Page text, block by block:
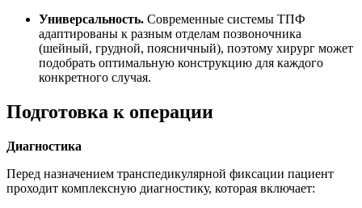
Универсальность. Современные системы ТПФ
адаптированы к разным отделам позвоночника
(шейный, грудной, поясничный), поэтому хирург может
подобрать оптимальную конструкцию для каждого
конкретного случая.
Подготовка к операции
Диагностика
Перед назначением транспедикулярной фиксации пациент
проходит комплексную диагностику, которая включает: